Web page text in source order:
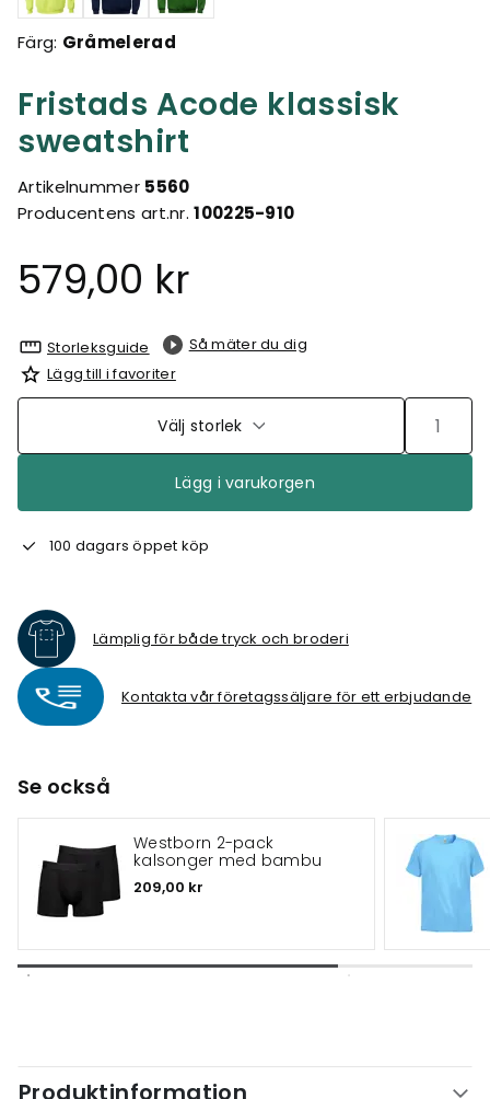
Fristads Acode klassisk
sweatshirt
Artikelnummer 5560
Producentens art.nr.100225-910
579,00 kr
Färg: Gråmelerad
Storleksguide
Så mäter du dig
Lägg till i favoriter
Välj storlek
Lägg i varukorgen
100 dagars öppet köp
Lämplig för både tryck och broderi
Kontakta vår företagssäljare för ett erbjudande
Se också
Westborn 2-pack
kalsonger med bambu
209,00 kr
Produktinformation